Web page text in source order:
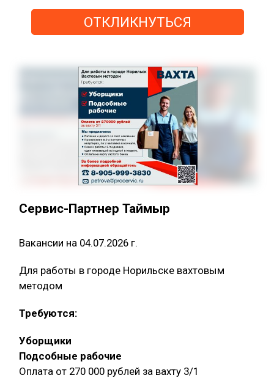
ОТКЛИКНУТЬСЯ
Сервис-Партнер Таймыр
Вакансии на 04.07.2026 г.
Для работы в городе Норильске вахтовым
методом
Требуются:
Уборщики
Подсобные рабочие
Оплата от 270 000 рублей за вахту 3/1